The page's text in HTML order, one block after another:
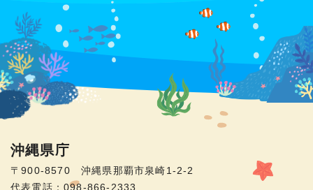
沖縄県庁
〒900-8570 沖縄県那覇市泉崎1-2-2
代表電話：098-866-2333